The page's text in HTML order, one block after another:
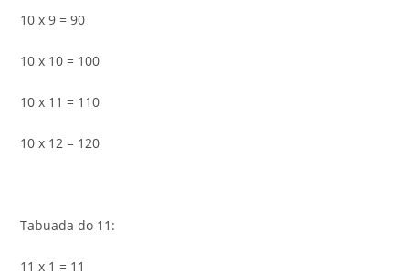
10 x 9 = 90
10 x 10 = 100
10 x 11 = 110
10 x 12 = 120
Tabuada do 11:
11 x 1 = 11